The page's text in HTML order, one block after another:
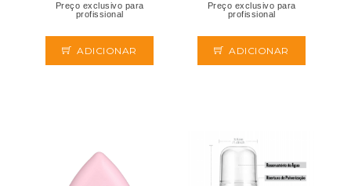
Preço exclusivo para
profissional
ADICIONAR
Preço exclusivo para
profissional
ADICIONAR